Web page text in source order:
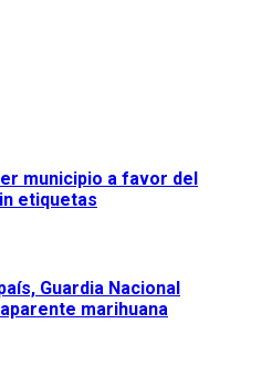
municipio a favor del
etiquetas
Guardia Nacional
marihuana